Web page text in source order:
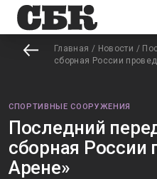
Главная / Новости /
сборная России
СПОРТИВНЫЕ СООРУЖЕНИЯ
Последний
сборная России
Арене»